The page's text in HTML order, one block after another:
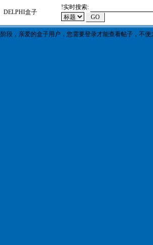
DELPHI盒子
!实时搜索:
段，亲爱的盒子用户，您需要登录才能查看帖子，不